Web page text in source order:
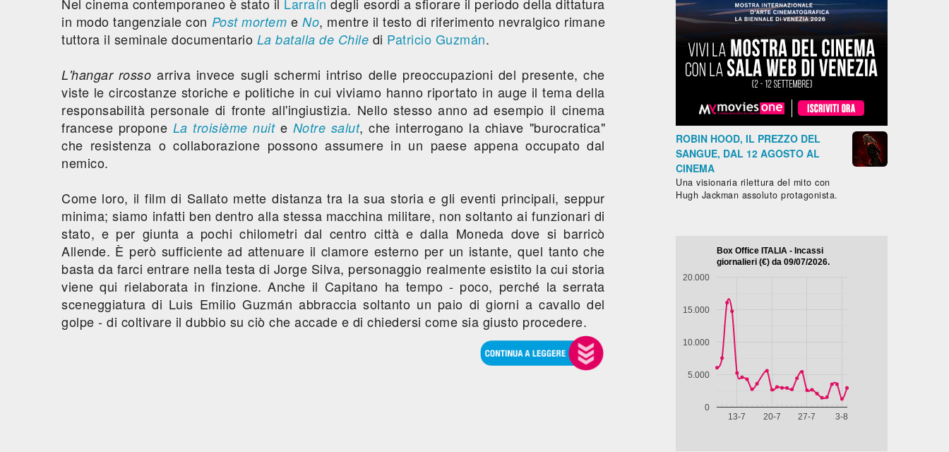
in modo tangenziale con Post mortem eNo, mentre il testo di riferimento nevralgico rimane
tuttora il seminale documentario La batalla de Chile di Patricio Guzmán.
L'hangar rosso arriva invece sugli schermi intriso delle preoccupazioni del presente, che
viste le circostanze storiche e politiche in cui viviamo hanno riportato in auge il tema della
responsabilità personale di fronte all'ingiustizia. Nello stesso anno ad esempio il cinema
francese propone La troisième nuite Notre salut, che interrogano la chiave "burocratica"
che resistenza o collaborazione possono assumere in un paese appena occupato dal
nemico.
Come loro, il film di Sallato mette distanza tra la sua storia e gli eventi principali, seppur
minima; siamo infatti ben dentro alla stessa macchina militare, non soltanto ai funzionari di
stato, e per giunta a pochi chilometri dal centro città e dalla Moneda dove si barricò
Allende. È però sufficiente ad attenuare il clamore esterno per un istante, quel tanto che
basta da farci entrare nella testa di Jorge Silva, personaggio realmente esistito la cui storia
viene qui rielaborata in finzione. Anche il Capitano ha tempo - poco, perché la serrata
sceneggiatura di Luis Emilio Guzmán abbraccia soltanto un paio di giorni a cavallo del
golpe - di coltivare il dubbio su ciò che accade e di chiedersi come sia giusto procedere.
ROBIN HOOD, IL PREZZO DEL
SANGUE, DAL 12 AGOSTO AL
CINEMA
Una visionaria rilettura del mito con
Hugh Jackman assoluto protagonista.